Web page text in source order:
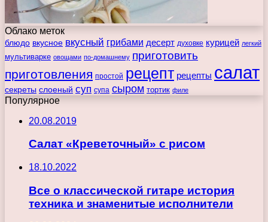
Облако меток
блюдо вкусное вкусный грибами десерт духовке курицей легкий
мультиварке овощами по-домашнему приготовить
приготовления простой рецепт рецепты салат
секреты слоеный суп супа сыром тортик филе
Популярное
20.08.2019
Салат «Креветочный» с рисом
18.10.2022
Все о классической гитаре история
техника и знаменитые исполнители